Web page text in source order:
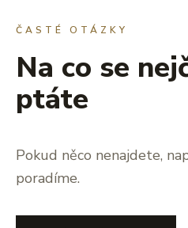
ČASTÉ OTÁZKY
Na co se
ptáte
Pokud něco nenajdete,
poradíme.